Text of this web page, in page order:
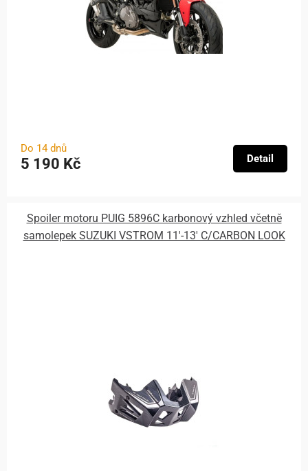
Do 14 dnů
5 190 Kč Detail
Spoiler motoru PUIG 5896C karbonový vzhled včetně
samolepek SUZUKI VSTROM 11'-13' C/CARBON LOOK